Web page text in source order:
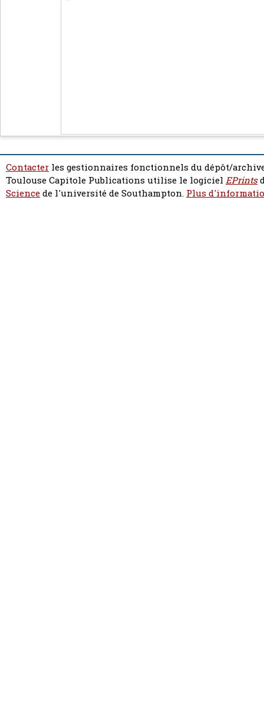
Contacter les gestionnaires fonctionnels du dépôt/
Toulouse Capitole Publications utilise le logiciel EPrints
Sciencede l'université de Southampton. Plus